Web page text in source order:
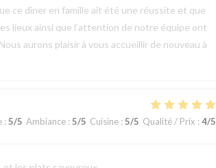
ce dîner en famille ait été une réussite et que
lieux ainsi que l’attention de notre équipe ont
aurons plaisir à vous accueillir de nouveau à
: 5/5 Ambiance: 5/5 Cuisine: 5/5 Qualité / Prix : 4/5